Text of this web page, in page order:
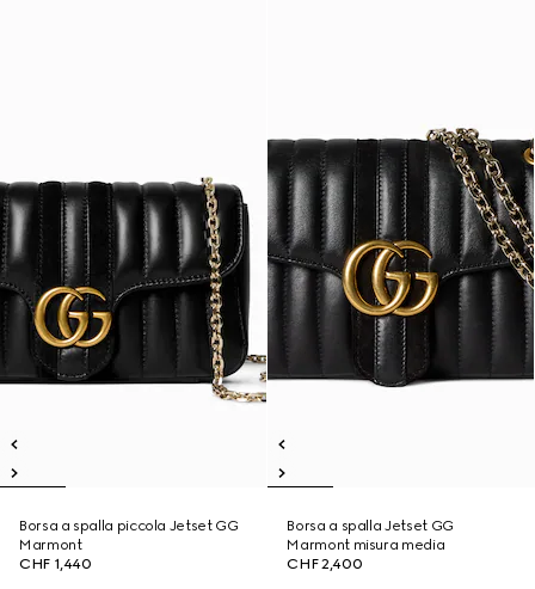
Borsa a spalla piccola Jetset GG
Marmont
CHF 1,440
Borsa a spalla Jetset GG
Marmont misura media
CHF 2,400